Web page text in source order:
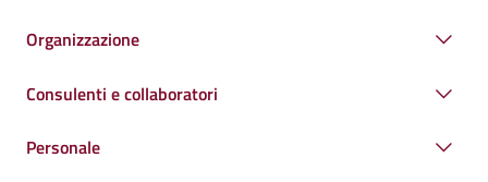
Organizzazione
Consulenti e collaboratori
Personale